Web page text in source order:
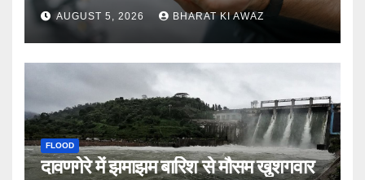
AUGUST 5, 2026 BHARAT KI AWAZ
FLOOD
दावणगेरे में झमाझम बारिश से मौसम खुशगवार